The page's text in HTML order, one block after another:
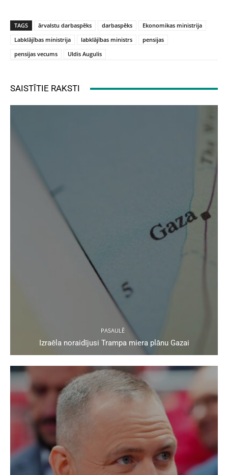
TAGS ārvalstu darbaspēks darbaspēks
Ekonomikas ministrija
Labklājības ministrija
labklājības ministrs
pensijas
pensijas vecums
Uldis Augulis
SAISTĪTIE RAKSTI
PASAULĒ
Izraēla noraidījusi Trampa miera plānu Gazai